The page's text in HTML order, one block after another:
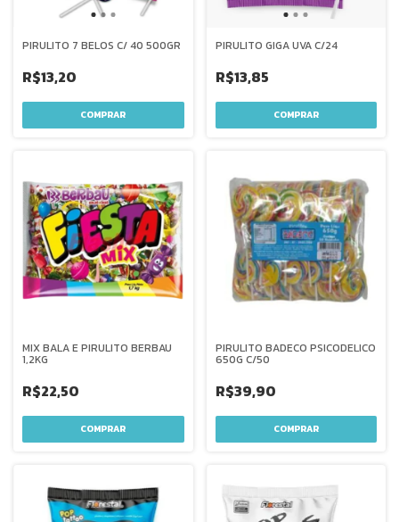
PIRULITO 7 BELOS C/ 40 500GR
R$13,20
PIRULITO GIGA UVA C/24
R$13,85
MIX BALA E PIRULITO BERBAU
1,2KG
R$22,50
PIRULITO BADECO PSICODELICO
650G C/50
R$39,90